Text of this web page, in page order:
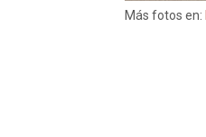
Más fotos en: